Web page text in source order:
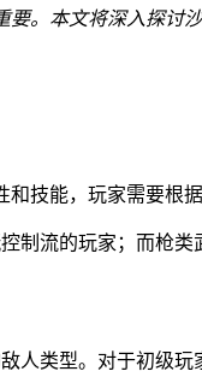
。本文将深入探
技能，玩家需要根
流的玩家；而枪类
类型。对于初级玩